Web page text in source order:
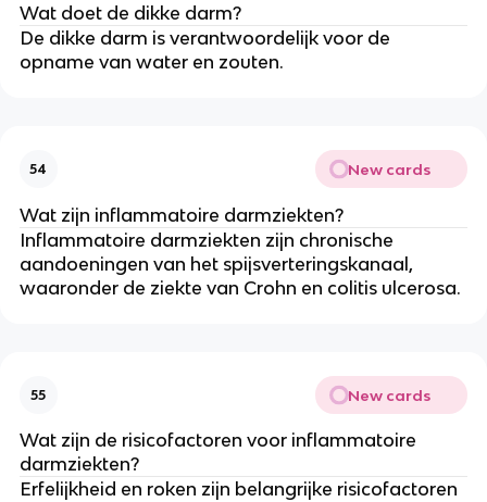
Wat doet de dikke darm?
De dikke darm is verantwoordelijk voor de
opname van water en zouten.
54 New cards
Wat zijn inflammatoire darmziekten?
Inflammatoire darmziekten zijn chronische
aandoeningen van het spijsverteringskanaal,
waaronder de ziekte van Crohn en colitis ulcerosa.
55 New cards
Wat zijn de risicofactoren voor inflammatoire
darmziekten?
Erfelijkheid en roken zijn belangrijke risicofactoren